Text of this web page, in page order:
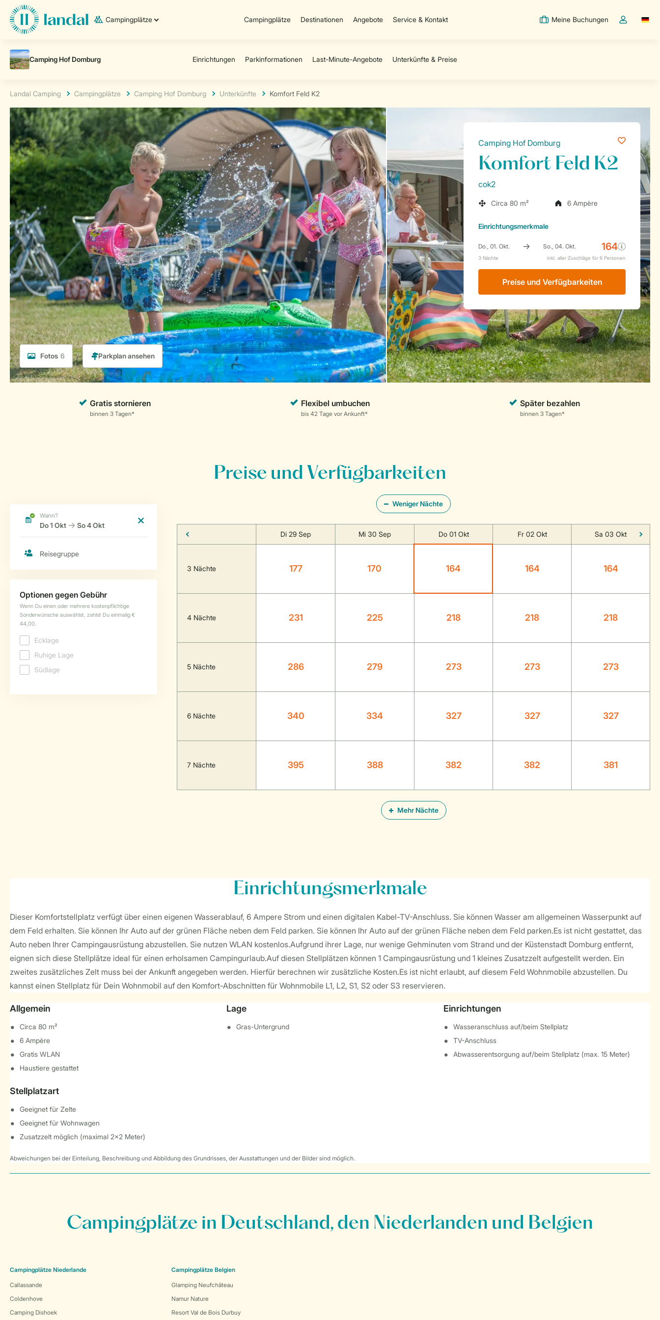
Campingplätze Campingplätze Destinationen Angebote Service & Kontakt Meine Buchungen
Dropdown-
Landal Camping Campingplätze Camping Hof Domburg Unterkünfte Komfort Feld K2
Fotos 6
Camping Hof Domburg
Komfort Feld K2
cok2
Circa 80 m² 6 Ampère
Einrichtungsmerkmale
Preise und Verfügbarkeiten
Preise und Verfügbarkeiten
Weniger Nächte
Mehr Nächte
Di 29 Sep Mi 30 Sep Do 01 Okt Fr 02 Okt Sa 03 Okt
3 Nächte 177 170 164 164 164
4 Nächte 231 225 218 218 218
5 Nächte 286 279 273 273 273
6 Nächte 340 334 327 327 327
7 Nächte 395 388 382 382 381
Einrichtungsmerkmale
Dieser Komfortstellplatz verfügt über einen eigenen Wasserablauf, 6 Ampere Strom und einen digitalen Kabel-TV-Anschluss. Sie können Wasser am allgemeinen Wasserpunkt auf
dem Feld erhalten. Sie können Ihr Auto auf der grünen Fläche neben dem Feld parken. Sie können Ihr Auto auf der grünen Fläche neben dem Feld parken.Es ist nicht gestattet, das
Auto neben Ihrer Campingausrüstung abzustellen. Sie nutzen WLAN kostenlos.Aufgrund ihrer Lage, nur wenige Gehminuten vom Strand und der Küstenstadt Domburg entfernt,
eignen sich diese Stellplätze ideal für einen erholsamen Campingurlaub.Auf diesen Stellplätzen können 1 Campingausrüstung und 1 kleines Zusatzzelt aufgestellt werden. Ein
zweites zusätzliches Zelt muss bei der Ankunft angegeben werden. Hierfür berechnen wir zusätzliche Kosten.Es ist nicht erlaubt, auf diesem Feld Wohnmobile abzustellen. Du
kannst einen Stellplatz für Dein Wohnmobil auf den Komfort-Abschnitten für Wohnmobile L1, L2, S1, S2 oder S3 reservieren.
Allgemein
Circa 80 m²
6 Ampère
Gratis WLAN
Haustiere gestattet
Stellplatzart
Geeignet für Zelte
Geeignet für Wohnwagen
Zusatzzelt möglich (maximal 2x2 Meter)
Lage
Gras-Untergrund
Einrichtungen
Wasseranschluss auf/beim Stellplatz
TV-Anschluss
Abwasserentsorgung auf/beim Stellplatz (max. 15 Meter)
Abweichungen bei der Einteilung, Beschreibung und Abbildung des Grundrisses, der Ausstattungen und der Bilder sind möglich.
Campingplätze in Deutschland, den Niederlanden und Belgien
Campingplätze Niederlande
Callassande
Coldenhove
Camping Dishoek
Campingplätze Belgien
Glamping Neufchâteau
Namur Nature
Resort Val de Bois Durbuy